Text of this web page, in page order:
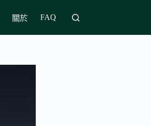
關於 FAQ